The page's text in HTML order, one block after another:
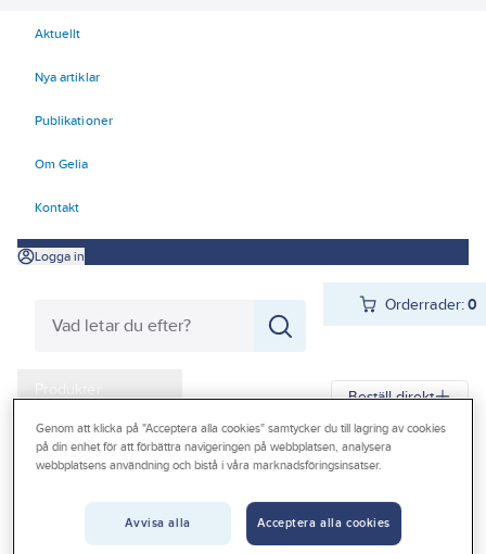
Aktuellt
Nya artiklar
Publikationer
Om Gelia
Kontakt
Logga in
Orderrader:0
Produkter
Kampanjer
Outlet
Beställ direkt
Gelia Produkter Gelia VVS Avlopp inomhus Avlopp synligt
Gummipackning
Genom att klicka på "Acceptera alla cookies" samtycker du till lagring av cookies
på din enhet för att förbättra navigeringen på webbplatsen, analysera
webbplatsens användning och bistå i våra marknadsföringsinsatser.
Avvisa alla Acceptera alla cookies